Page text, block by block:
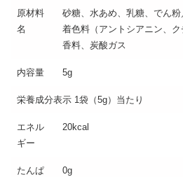
原材料
名
砂糖、水あめ、乳糖、でん粉
着色料（アントシアニン、ク
香料、炭酸ガス
内容量 5g
栄養成分表示 1袋（5g）当たり
エネル
ギー
20kcal
たんぱ
0g